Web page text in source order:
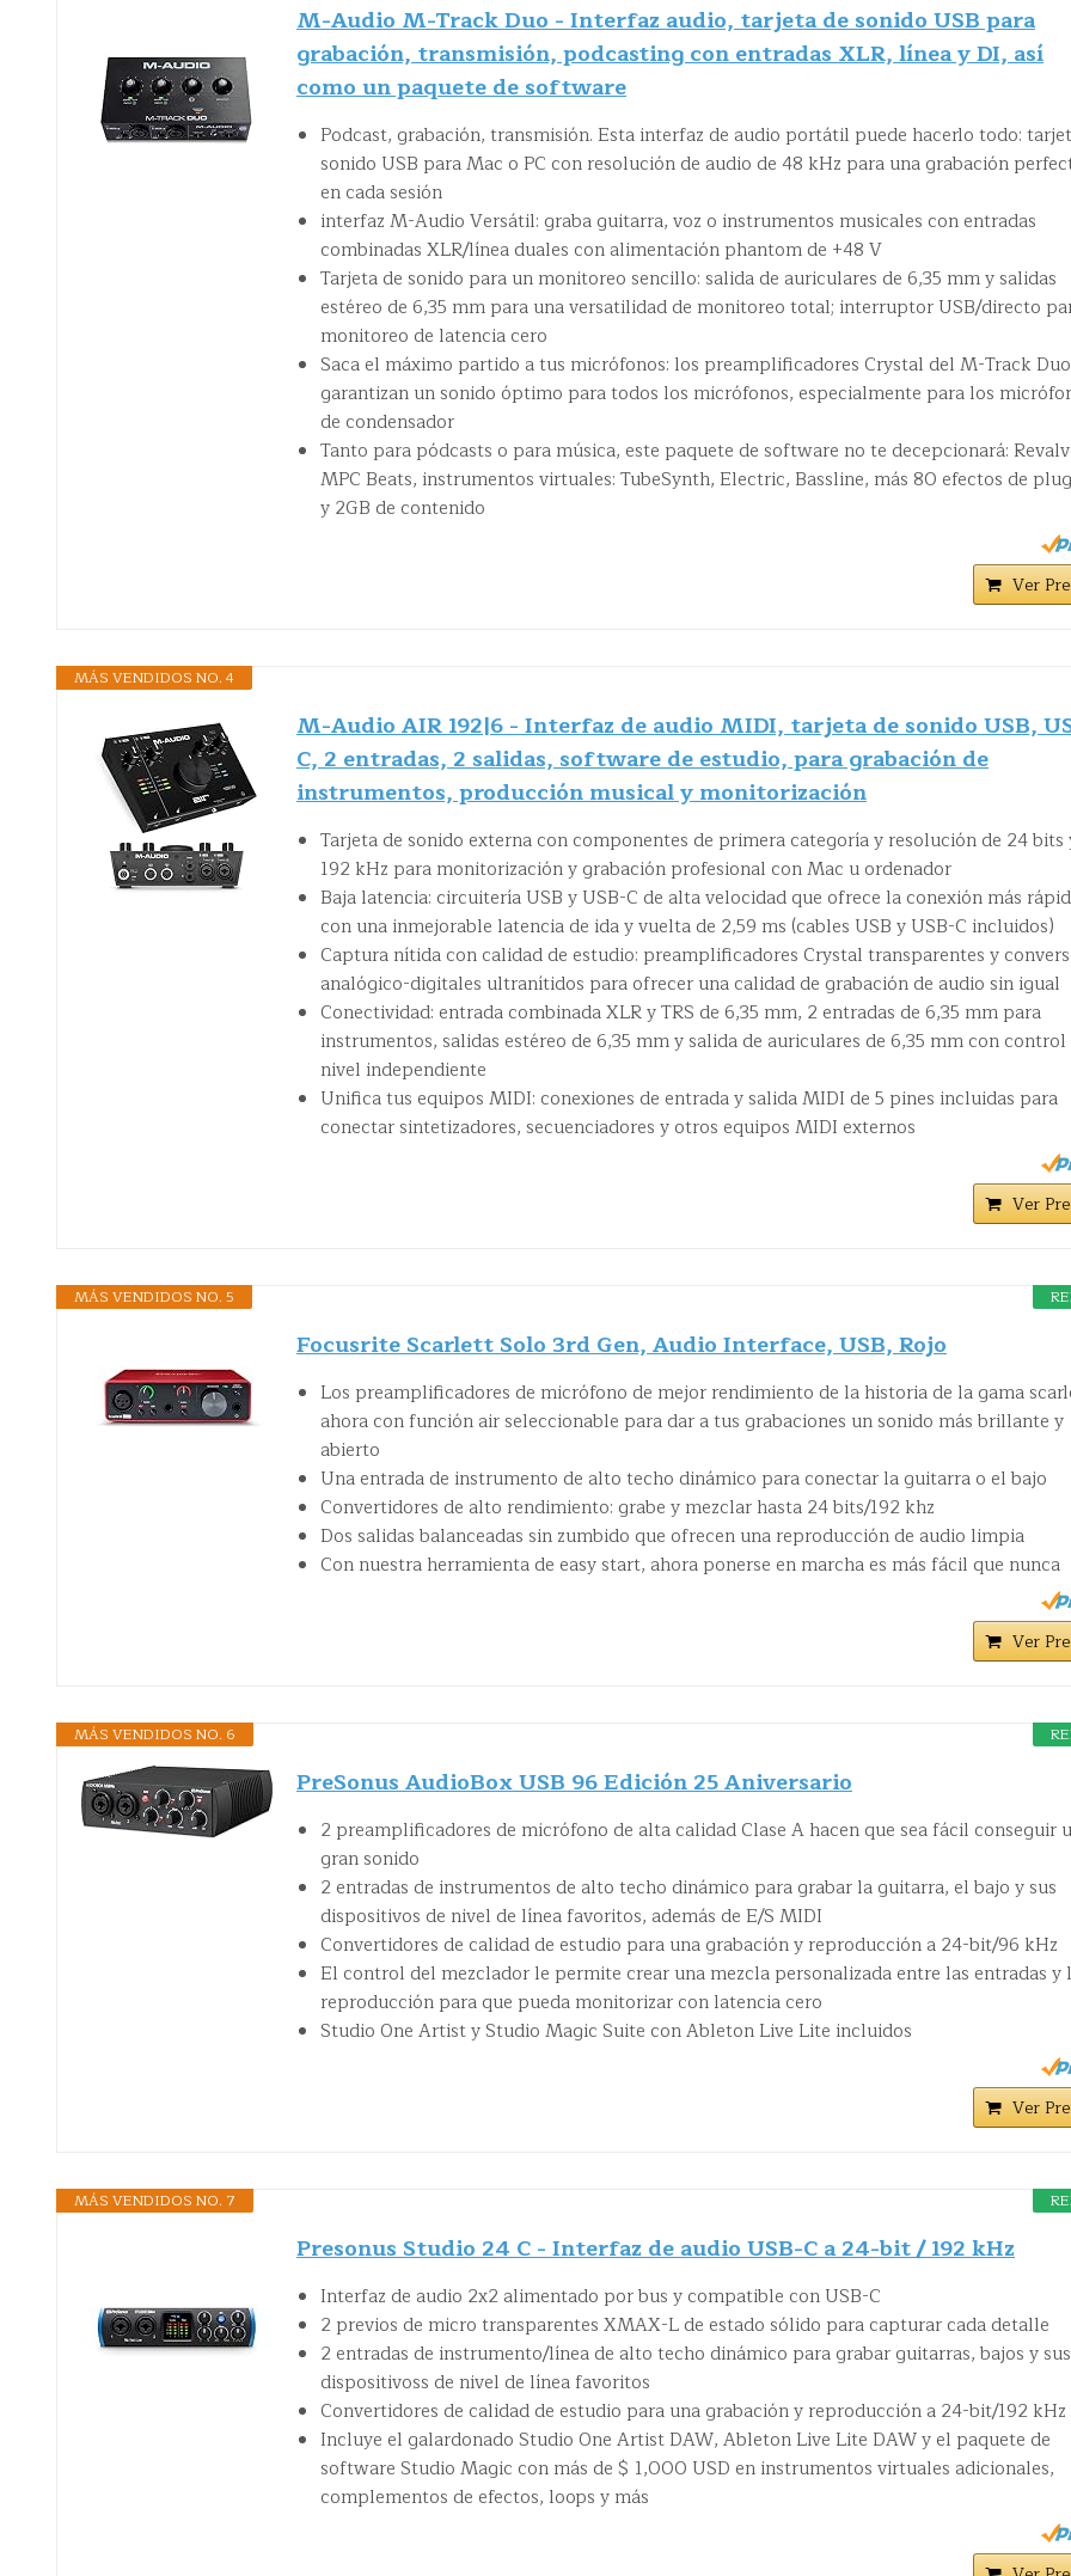
M-Audio M-Track Duo - Interfaz audio, tarjeta de sonido USB para
grabación, transmisión, podcasting con entradas XLR, línea y DI, así
como un paquete de software
Podcast, grabación, transmisión. Esta interfaz de audio portátil puede hacerlo todo:
sonido USB para Mac o PC con resolución de audio de 48 kHz para una grabación
en cada sesión
interfaz M-Audio Versátil: graba guitarra, voz o instrumentos musicales con entradas
combinadas XLR/línea duales con alimentación phantom de +48 V
Tarjeta de sonido para un monitoreo sencillo: salida de auriculares de 6,35 mm y salidas
estéreo de 6,35 mm para una versatilidad de monitoreo total; interruptor USB/directo
monitoreo de latencia cero
Saca el máximo partido a tus micrófonos: los preamplificadores Crystal del M-Track Duo
garantizan un sonido óptimo para todos los micrófonos, especialmente para los
de condensador
Tanto para pódcasts o para música, este paquete de software no te decepcionará:
MPC Beats, instrumentos virtuales: TubeSynth, Electric, Bassline, más 80 efectos de
y 2GB de contenido
Ver
MÁS VENDIDOS NO. 4
M-Audio AIR 192|6 - Interfaz de audio MIDI, tarjeta de sonido USB,
C, 2 entradas, 2 salidas, software de estudio, para grabación de
instrumentos, producción musical y monitorización
Tarjeta de sonido externa con componentes de primera categoría y resolución de 24 bits
192 kHz para monitorización y grabación profesional con Mac u ordenador
Baja latencia: circuitería USB y USB-C de alta velocidad que ofrece la conexión más
con una inmejorable latencia de ida y vuelta de 2,59 ms (cables USB y USB-C incluidos)
Captura nítida con calidad de estudio: preamplificadores Crystal transparentes y
analógico-digitales ultranítidos para ofrecer una calidad de grabación de audio sin igual
Conectividad: entrada combinada XLR y TRS de 6,35 mm, 2 entradas de 6,35 mm para
instrumentos, salidas estéreo de 6,35 mm y salida de auriculares de 6,35 mm con control
nivel independiente
Unifica tus equipos MIDI: conexiones de entrada y salida MIDI de 5 pines incluidas para
conectar sintetizadores, secuenciadores y otros equipos MIDI externos
Ver
MÁS VENDIDOS NO. 5
Focusrite Scarlett Solo 3rd Gen, Audio Interface, USB, Rojo
Los preamplificadores de micrófono de mejor rendimiento de la historia de la gama
ahora con función air seleccionable para dar a tus grabaciones un sonido más brillante y
abierto
Una entrada de instrumento de alto techo dinámico para conectar la guitarra o el bajo
Convertidores de alto rendimiento: grabe y mezclar hasta 24 bits/192 khz
Dos salidas balanceadas sin zumbido que ofrecen una reproducción de audio limpia
Con nuestra herramienta de easy start, ahora ponerse en marcha es más fácil que nunca
Ver
MÁS VENDIDOS NO. 6
PreSonus AudioBox USB 96 Edición 25 Aniversario
2 preamplificadores de micrófono de alta calidad Clase A hacen que sea fácil conseguir
gran sonido
2 entradas de instrumentos de alto techo dinámico para grabar la guitarra, el bajo y sus
dispositivos de nivel de línea favoritos, además de E/S MIDI
Convertidores de calidad de estudio para una grabación y reproducción a 24-bit/96 kHz
El control del mezclador le permite crear una mezcla personalizada entre las entradas y
reproducción para que pueda monitorizar con latencia cero
Studio One Artist y Studio Magic Suite con Ableton Live Lite incluidos
Ver
MÁS VENDIDOS NO. 7
Presonus Studio 24 C - Interfaz de audio USB-C a 24-bit / 192 kHz
Interfaz de audio 2x2 alimentado por bus y compatible con USB-C
2 previos de micro transparentes XMAX-L de estado sólido para capturar cada detalle
2 entradas de instrumento/línea de alto techo dinámico para grabar guitarras, bajos y sus
dispositivoss de nivel de línea favoritos
Convertidores de calidad de estudio para una grabación y reproducción a 24-bit/192 kHz
Incluye el galardonado Studio One Artist DAW, Ableton Live Lite DAW y el paquete de
software Studio Magic con más de $ 1,000 USD en instrumentos virtuales adicionales,
complementos de efectos, loops y más